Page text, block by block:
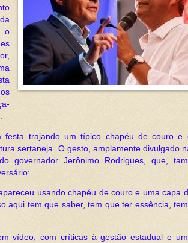
o
festa trajando um típico chapéu de couro e
sertaneja. O gesto, amplamente divulgado
governador Jerônimo Rodrigues, que,
usando chapéu de couro e uma capa
aqui tem que saber, tem que ter essência,
vídeo, com críticas à gestão estadual e